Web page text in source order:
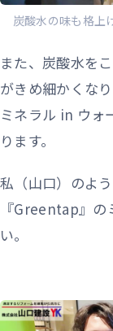
炭酸水の味も格上
また、炭酸水を
がきめ細かくな
ミネラル in ウォ
ります。
私（山口）のよ
『Greentap』
い。